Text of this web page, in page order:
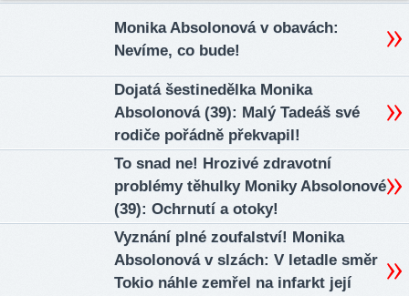
Monika Absolonová v obavách:
Nevíme, co bude!
Dojatá šestinedělka Monika
Absolonová (39): Malý Tadeáš své
rodiče pořádně překvapil!
To snad ne! Hrozivé zdravotní
problémy těhulky Moniky Absolonové
(39): Ochrnutí a otoky!
Vyznání plné zoufalství! Monika
Absolonová v slzách: V letadle směr
Tokio náhle zemřel na infarkt její